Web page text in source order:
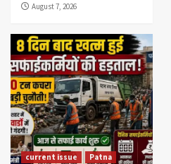
August 7, 2026
current issue
Patna